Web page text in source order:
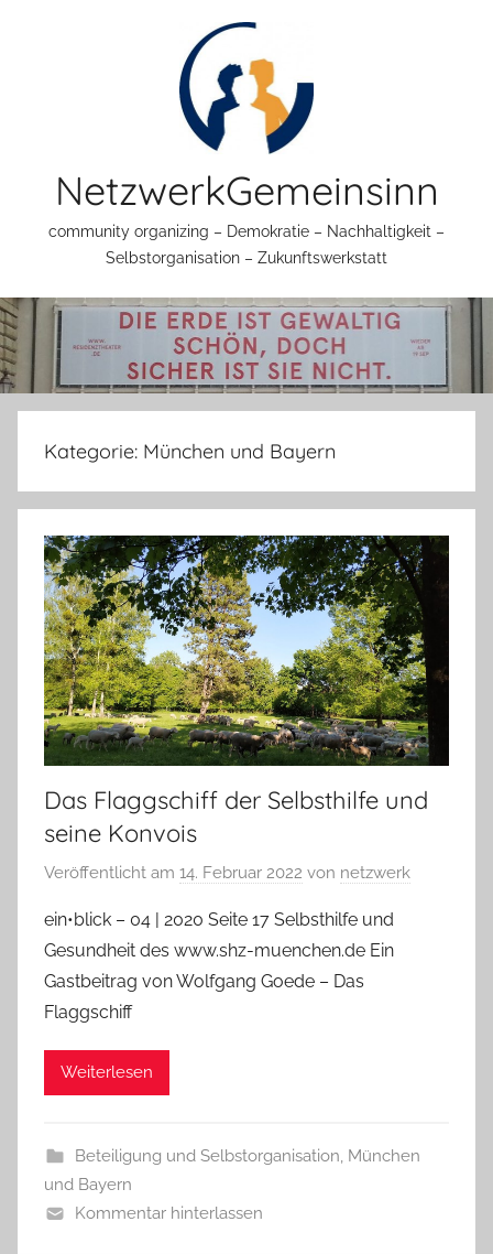
NetzwerkGemeinsinn
community organizing – Demokratie – Nachhaltigkeit –
Selbstorganisation – Zukunftswerkstatt
Kategorie: München und Bayern
Das Flaggschiff der Selbsthilfe und
seine Konvois
Veröffentlicht am 14. Februar 2022 von netzwerk
ein•blick – 04 | 2020 Seite 17 Selbsthilfe und
Gesundheit des www.shz-muenchen.de Ein
Gastbeitrag von Wolfgang Goede – Das
Flaggschiff
Weiterlesen
Beteiligung und Selbstorganisation, München
und Bayern
Kommentar hinterlassen